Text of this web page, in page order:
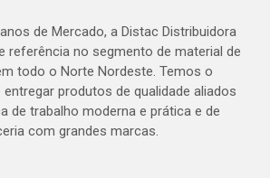
de Mercado, a Distac Distribuidora
referência no segmento de material de
todo o Norte Nordeste. Temos o
produtos de qualidade aliados
de trabalho moderna e prática e de
com grandes marcas.